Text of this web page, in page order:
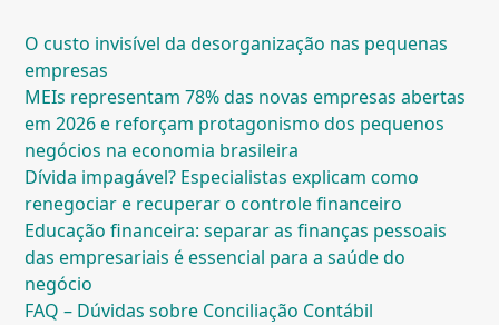
O custo invisível da desorganização nas pequenas
empresas
MEIs representam 78% das novas empresas abertas
em 2026 e reforçam protagonismo dos pequenos
negócios na economia brasileira
Dívida impagável? Especialistas explicam como
renegociar e recuperar o controle financeiro
Educação financeira: separar as finanças pessoais
das empresariais é essencial para a saúde do
negócio
FAQ – Dúvidas sobre Conciliação Contábil